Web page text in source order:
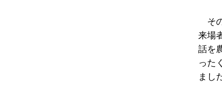
そ
来場
話を
った
まし